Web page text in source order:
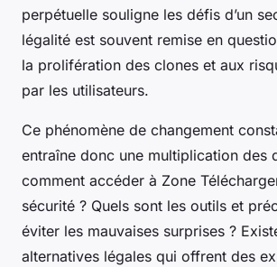
perpétuelle souligne les défis d’un
légalité est souvent remise en
la prolifération des clones et aux
par les utilisateurs.
Ce phénomène de changement
entraîne donc une multiplication des
comment accéder à Zone
sécurité ? Quels sont les outils et
éviter les mauvaises surprises ?
alternatives légales qui offrent des